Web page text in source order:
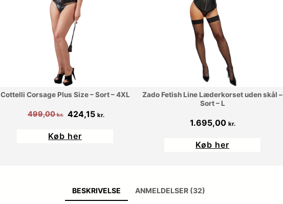
Cottelli Corsage Plus Size – Sort – 4XL
499,00kr.
Den
pris
424,15 kr.
Køb her
Zado Fetish Line Læderkorset uden skål –
Sort – L
1.695,00 kr.
Køb her
BESKRIVELSE ANMELDELSER (32)